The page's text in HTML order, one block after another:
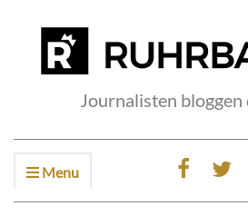
Journalisten bloggen
Menu